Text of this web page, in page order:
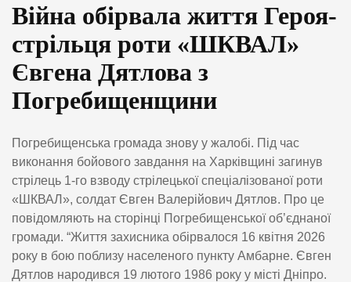
Війна обірвала життя Героя-
стрільця роти «ШКВАЛ»
Євгена Дятлова з
Погребищенщини
Погребищенська громада знову у жалобі. Під час
виконання бойового завдання на Харківщині загинув
стрілець 1-го взводу стрілецької спеціалізованої роти
«ШКВАЛ», солдат Євген Валерійович Дятлов. Про це
повідомляють на сторінці Погребищенської об’єднаної
громади. “Життя захисника обірвалося 16 квітня 2026
року в бою поблизу населеного пункту Амбарне. Євген
Дятлов народився 19 лютого 1986 року у місті Дніпро.